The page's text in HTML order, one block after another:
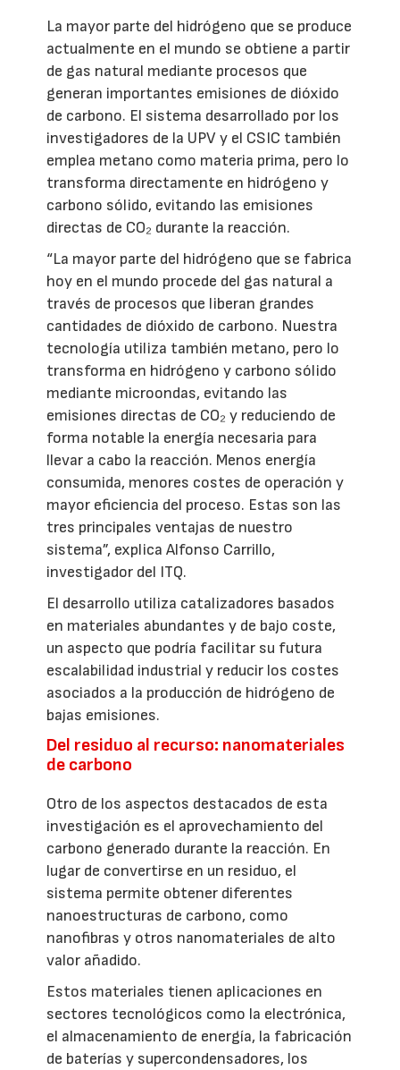
La mayor parte del hidrógeno que se produce
actualmente en el mundo se obtiene a partir
de gas natural mediante procesos que
generan importantes emisiones de dióxido
de carbono. El sistema desarrollado por los
investigadores de la UPV y el CSIC también
emplea metano como materia prima, pero lo
transforma directamente en hidrógeno y
carbono sólido, evitando las emisiones
directas de CO₂ durante la reacción.
“La mayor parte del hidrógeno que se fabrica
hoy en el mundo procede del gas natural a
través de procesos que liberan grandes
cantidades de dióxido de carbono. Nuestra
tecnología utiliza también metano, pero lo
transforma en hidrógeno y carbono sólido
mediante microondas, evitando las
emisiones directas de CO₂ y reduciendo de
forma notable la energía necesaria para
llevar a cabo la reacción. Menos energía
consumida, menores costes de operación y
mayor eficiencia del proceso. Estas son las
tres principales ventajas de nuestro
sistema”, explica Alfonso Carrillo,
investigador del ITQ.
El desarrollo utiliza catalizadores basados
en materiales abundantes y de bajo coste,
un aspecto que podría facilitar su futura
escalabilidad industrial y reducir los costes
asociados a la producción de hidrógeno de
bajas emisiones.
Del residuo al recurso: nanomateriales
de carbono
Otro de los aspectos destacados de esta
investigación es el aprovechamiento del
carbono generado durante la reacción. En
lugar de convertirse en un residuo, el
sistema permite obtener diferentes
nanoestructuras de carbono, como
nanofibras y otros nanomateriales de alto
valor añadido.
Estos materiales tienen aplicaciones en
sectores tecnológicos como la electrónica,
el almacenamiento de energía, la fabricación
de baterías y supercondensadores, los